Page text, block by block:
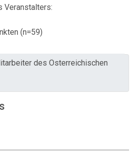
Veranstalters:
(n=59)
des Österreichischen